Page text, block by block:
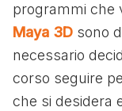
programmi che
Maya 3D sono
necessario
corso seguire
che si desidera